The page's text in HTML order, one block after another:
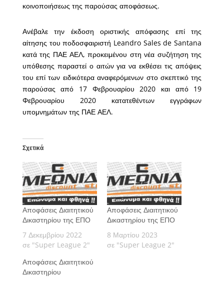
κοινοποιήσεως της παρούσας αποφάσεως.
Ανέβαλε την έκδοση οριστικής απόφασης επί της
αίτησης του ποδοσφαιριστή Leandro Sales de Santana
κατά της ΠΑΕ ΑΕΛ, προκειμένου στη νέα συζήτηση της
υπόθεσης παραστεί ο αιτών για να εκθέσει τις απόψεις
του επί των ειδικότερα αναφερόμενων στο σκεπτικό της
παρούσας από 17 Φεβρουαρίου 2020 και από 19
Φεβρουαρίου 2020 κατατεθέντων εγγράφων
υπομνημάτων της ΠΑΕ ΑΕΛ.
Σχετικά
Αποφάσεις Διαιτητικού
Δικαστηρίου της ΕΠΟ
7 Δεκεμβρίου 2022
σε "Super League 2"
Αποφάσεις Διαιτητικού
Δικαστηρίου της ΕΠΟ
8 Μαρτίου 2023
σε "Super League 2"
Αποφάσεις Διαιτητικού
Δικαστηρίου